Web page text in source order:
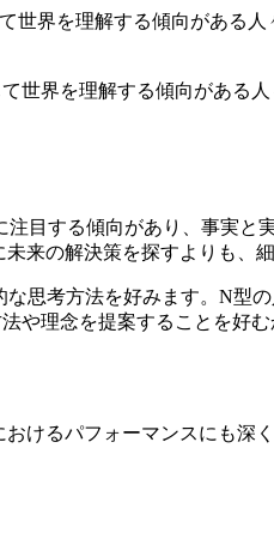
世界を理解する傾向がある
世界を理解する傾向があ
注目する傾向があり、事実
来の解決策を探すよりも、
な思考方法を好みます。N
や理念を提案することを好む
けるパフォーマンスにも深く